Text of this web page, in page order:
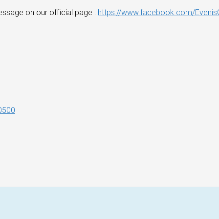
on our official page : https://www.facebook.com/